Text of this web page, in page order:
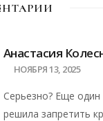
Анастасия
НОЯБРЯ 13, 2025
Серьезно? Еще один
решила запретить